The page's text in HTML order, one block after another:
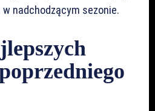
w nadchodzącym sezonie.